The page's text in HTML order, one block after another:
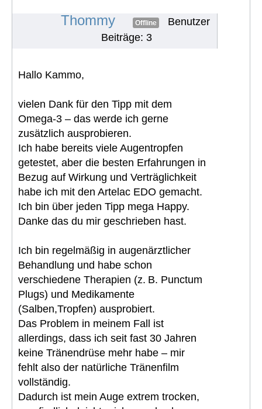
Thommy Offline
Benutzer
Beiträge: 3
Hallo Kammo,
vielen Dank für den Tipp mit dem
Omega-3 – das werde ich gerne
zusätzlich ausprobieren.
Ich habe bereits viele Augentropfen
getestet, aber die besten Erfahrungen in
Bezug auf Wirkung und Verträglichkeit
habe ich mit den Artelac EDO gemacht.
Ich bin über jeden Tipp mega Happy.
Danke das du mir geschrieben hast.
Ich bin regelmäßig in augenärztlicher
Behandlung und habe schon
verschiedene Therapien (z. B. Punctum
Plugs) und Medikamente
(Salben,Tropfen) ausprobiert.
Das Problem in meinem Fall ist
allerdings, dass ich seit fast 30 Jahren
keine Tränendrüse mehr habe – mir
fehlt also der natürliche Tränenfilm
vollständig.
Dadurch ist mein Auge extrem trocken,